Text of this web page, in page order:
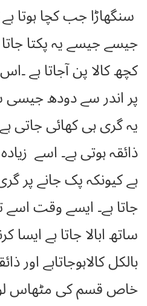
سنگھاڑا جب کچا ہوتا
جیسے جیسے یہ پکتا
کچھ کالا پن آجاتا ہے
پر اندر سے دودھ جیسی
یہ گری ہی کھائی
ذائقہ ہوتی ہے۔ اسے
ہے کیونکہ پک جانے پر
جاتا ہے۔ ایسے وقت
ساتھ ابالا جاتا ہے
بالکل کالاہوجاتاہے اور
خاص قسم کی مٹھاس